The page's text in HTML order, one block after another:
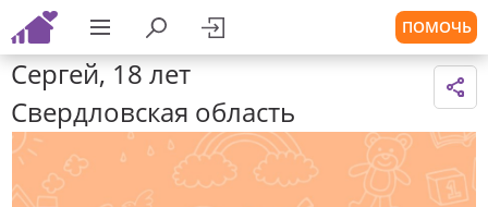
ПОМОЧЬ
Сергей, 18 лет
Свердловская область